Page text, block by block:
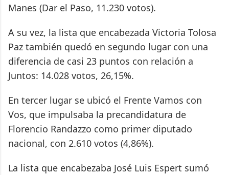
Manes (Dar el Paso, 11.230 votos).
A su vez, la lista que encabezada Victoria Tolosa
Paz también quedó en segundo lugar con una
diferencia de casi 23 puntos con relación a
Juntos: 14.028 votos, 26,15%.
En tercer lugar se ubicó el Frente Vamos con
Vos, que impulsaba la precandidatura de
Florencio Randazzo como primer diputado
nacional, con 2.610 votos (4,86%).
La lista que encabezaba José Luis Espert sumó